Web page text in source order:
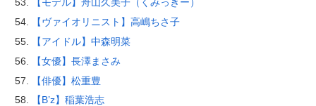
【モデル】舟山久美子（くみっきー）
【ヴァイオリニスト】高嶋ちさ子
【アイドル】中森明菜
【女優】長澤まさみ
【俳優】松重豊
【B’z】稲葉浩志